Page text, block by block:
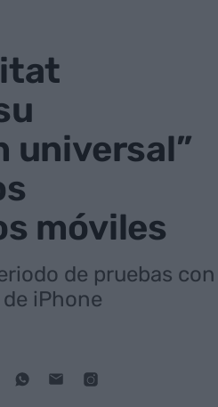
universal”
móviles
de pruebas con
iPhone